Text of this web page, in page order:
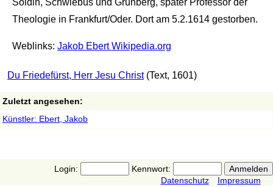
Soldin, Schwiebus und Grünberg, später Professor der
Theologie in Frankfurt/Oder. Dort am 5.2.1614 gestorben.
Weblinks: Jakob Ebert Wikipedia.org
Du Friedefürst, Herr Jesu Christ (Text, 1601)
Zuletzt angesehen:
Künstler: Ebert, Jakob
Login:
Kennwort:
Datenschutz
Impressum